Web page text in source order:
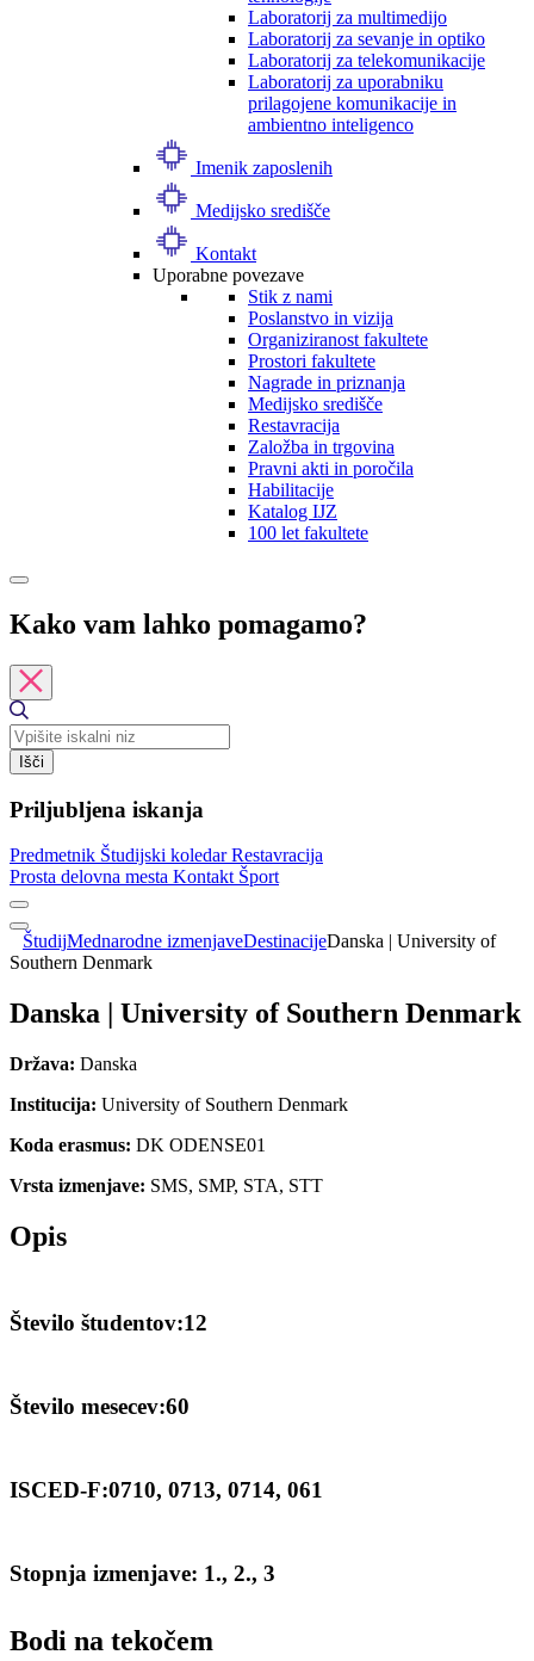
Laboratorij za multimedijo
Laboratorij za sevanje in optiko
Laboratorij za telekomunikacije
Laboratorij za uporabniku
prilagojene komunikacije in
ambientno inteligenco
Imenik zaposlenih
Medijsko središče
Kontakt
Uporabne povezave
Stik z nami
Poslanstvo in vizija
Organiziranost fakultete
Prostori fakultete
Nagrade in priznanja
Medijsko središče
Restavracija
Založba in trgovina
Pravni akti in poročila
Habilitacije
Katalog IJZ
100 let fakultete
Kako vam lahko pomagamo?
Išči
Priljubljena iskanja
Predmetnik Študijski koledarRestavracija
Prosta delovna mesta Kontakt Šport
ŠtudijMednarodne izmenjaveDestinacijeDanska | University of
Southern Denmark
Danska | University of Southern Denmark
Država: Danska
Institucija: University of Southern Denmark
Koda erasmus: DK ODENSE01
Vrsta izmenjave: SMS, SMP, STA, STT
Opis
Število študentov:12
Število mesecev:60
ISCED-F:0710, 0713, 0714, 061
Stopnja izmenjave: 1., 2., 3
Bodi na tekočem